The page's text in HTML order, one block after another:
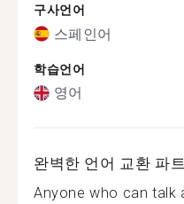
구사언어
스페인어
학습언어
영어
완벽한 언어 교환 파
Anyone who can talk